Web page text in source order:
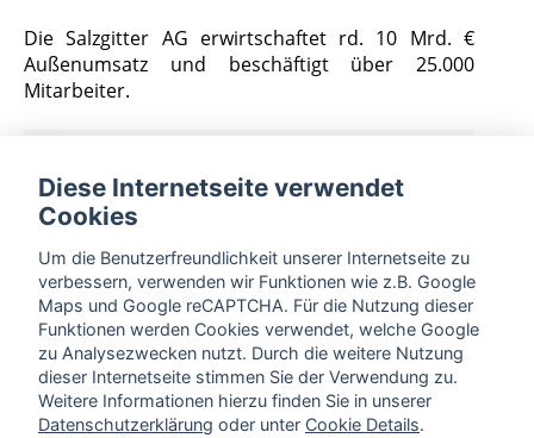
Die Salzgitter AG erwirtschaftet rd. 10 Mrd. €
Außenumsatz und beschäftigt über 25.000
Mitarbeiter.
Diese Internetseite verwendet
Cookies
Um die Benutzerfreundlichkeit unserer Internetseite zu
verbessern, verwenden wir Funktionen wie z.B. Google
Maps und Google reCAPTCHA. Für die Nutzung dieser
Funktionen werden Cookies verwendet, welche Google
zu Analysezwecken nutzt. Durch die weitere Nutzung
dieser Internetseite stimmen Sie der Verwendung zu.
Weitere Informationen hierzu finden Sie in unserer
Datenschutzerklärung oder unter Cookie Details.